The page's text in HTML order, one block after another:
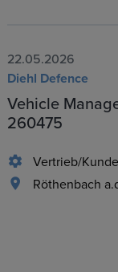
22.05.2026
Diehl Defence
Vehicle
260475
Vertrieb/
Röthenbach